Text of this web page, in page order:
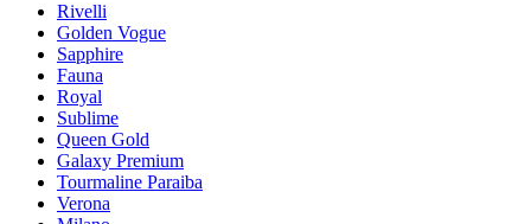
Rivelli
Golden Vogue
Sapphire
Fauna
Royal
Sublime
Queen Gold
Galaxy Premium
Tourmaline Paraiba
Verona